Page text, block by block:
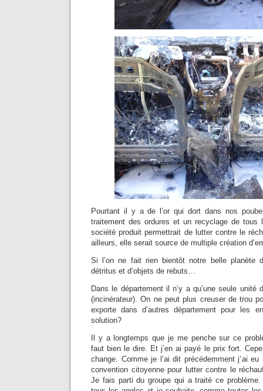
Pourtant il y a de l’or qui dort dans nos
traitement des ordures et un recyclage de tous
société produit permettrait de lutter contre le
ailleurs, elle serait source de multiple création
Si l’on ne fait rien bientôt notre belle planète
détritus et d’objets de rebuts…
Dans le département il n’y a qu’une seule unité
(incinérateur). On ne peut plus creuser de trou
exporte dans d’autres département pour les
solution?
Il y a longtemps que je me penche sur ce
faut bien le dire. Et j’en ai payé le prix fort.
change. Comme je l’ai dit précédemment j’ai eu
convention citoyenne pour lutter contre le
Je fais parti du groupe qui a traité ce problème.